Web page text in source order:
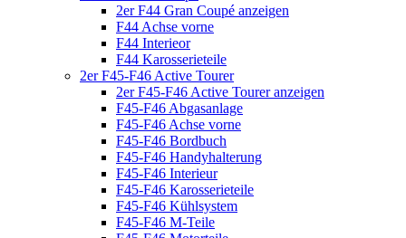
2er F44 Gran Coupé anzeigen
F44 Achse vorne
F44 Interieor
F44 Karosserieteile
2er F45-F46 Active Tourer
2er F45-F46 Active Tourer anzeigen
F45-F46 Abgasanlage
F45-F46 Achse vorne
F45-F46 Bordbuch
F45-F46 Handyhalterung
F45-F46 Interieur
F45-F46 Karosserieteile
F45-F46 Kühlsystem
F45-F46 M-Teile